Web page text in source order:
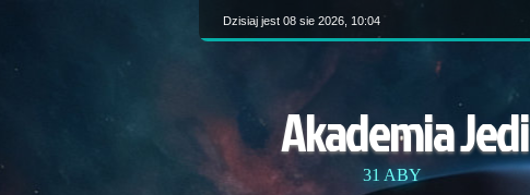
Dzisiaj jest 08 sie 2026, 10:04
Akademia Jedi
31 ABY